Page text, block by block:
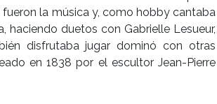
la música y, como hobby cantaba
haciendo duetos con Gabrielle Lesueur,
disfrutaba jugar dominó con otras
en 1838 por el escultor Jean-Pierre